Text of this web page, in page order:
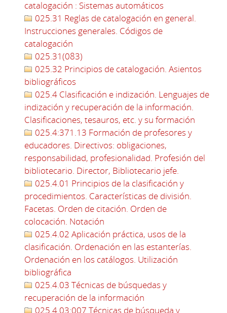
catalogación : Sistemas automáticos
025.31 Reglas de catalogación en general.
Instrucciones generales. Códigos de
catalogación
025.31(083)
025.32 Principios de catalogación. Asientos
bibliográficos
025.4 Clasificación e indización. Lenguajes de
indización y recuperación de la información.
Clasificaciones, tesauros, etc. y su formación
025.4:371.13 Formación de profesores y
educadores. Directivos: obligaciones,
responsabilidad, profesionalidad. Profesión del
bibliotecario. Director, Bibliotecario jefe.
025.4.01 Principios de la clasificación y
procedimientos. Características de división.
Facetas. Orden de citación. Orden de
colocación. Notación
025.4.02 Aplicación práctica, usos de la
clasificación. Ordenación en las estanterías.
Ordenación en los catálogos. Utilización
bibliográfica
025.4.03 Técnicas de búsquedas y
recuperación de la información
025.4.03:007 Técnicas de búsqueda y